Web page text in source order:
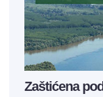
Zaštićena